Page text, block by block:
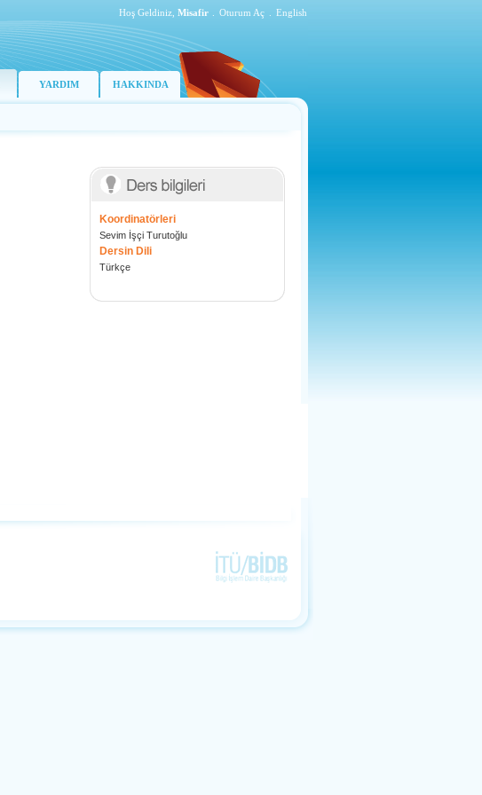
Hoş Geldiniz, Misafir Oturum Aç English
YARDIM HAKKINDA
Koordinatörleri
Sevim İşçi Turutoğlu
Dersin Dili
Türkçe